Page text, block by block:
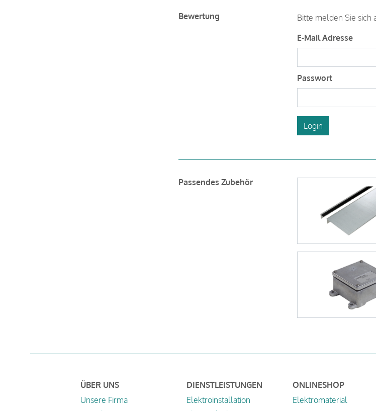
Bewertung
Bitte melden Sie sich
E-Mail Adresse
Passwort
Login
Passendes Zubehör
ÜBER UNS
Unsere Firma
DIENSTLEISTUNGEN
Elektroinstallation
ONLINESHOP
Elektromaterial